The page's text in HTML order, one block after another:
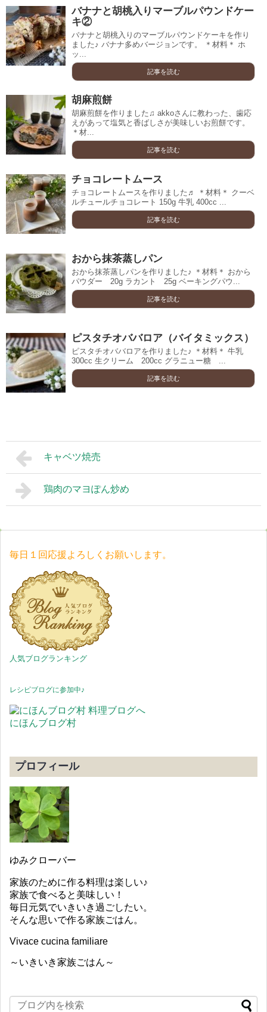
バナナと胡桃入りマーブルパウンドケー
キ②
バナナと胡桃入りのマーブルパウンドケーキを作り
ました♪ バナナ多めバージョンです。 ＊材料＊ ホ
ッ...
記事を読む
胡麻煎餅
胡麻煎餅を作りました♫ akkoさんに教わった、歯応
えがあって塩気と香ばしさが美味しいお煎餅です。
＊材...
記事を読む
チョコレートムース
チョコレートムースを作りました♬ ＊材料＊ クーベ
ルチュールチョコレート 150g 牛乳 400cc ...
記事を読む
おから抹茶蒸しパン
おから抹茶蒸しパンを作りました♪ ＊材料＊ おから
パウダー 20g ラカント 25g ベーキングパウ...
記事を読む
ピスタチオババロア（バイタミックス）
ピスタチオババロアを作りました♪ ＊材料＊ 牛乳
300cc 生クリーム 200cc グラニュー糖 ...
記事を読む
キャベツ焼売
鶏肉のマヨぽん炒め
毎日１回応援よろしくお願いします。
人気ブログランキング
レシピブログに参加中♪
にほんブログ村
プロフィール
ゆみクローバー
家族のために作る料理は楽しい♪
家族で食べると美味しい！
毎日元気でいきいき過ごしたい。
そんな思いで作る家族ごはん。
Vivace cucina familiare
～いきいき家族ごはん～